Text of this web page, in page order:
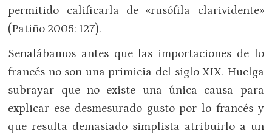
permitido calificarla de «rusófila clarividente»
(Patiño 2005: 127).
Señalábamos antes que las importaciones de lo
francés no son una primicia del siglo XIX. Huelga
subrayar que no existe una única causa para
explicar ese desmesurado gusto por lo francés y
que resulta demasiado simplista atribuirlo a un